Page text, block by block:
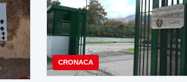
CRONACA